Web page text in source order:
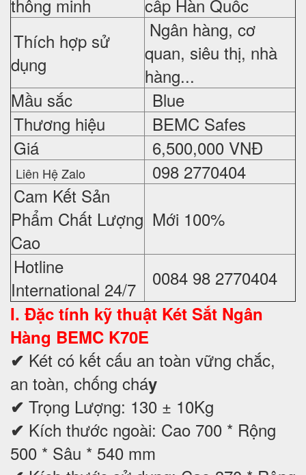
thông minh
cấp Hàn Quốc
Thích hợp sử
dụng
Ngân hàng, cơ
quan, siêu thị, nhà
hàng...
Mầu sắc
Blue
Thương hiệu
BEMC Safes
Giá
6,500,000 VNĐ
Liên Hệ Zalo
098 2770404
Cam Kết Sản
Phẩm Chất Lượng
Cao
Mới 100%
Hotline
International 24/7
0084 98 2770404
I. Đặc tính kỹ thuật Két Sắt Ngân
Hàng BEMC K70E
✔ Két có kết cấu an toàn vững chắc,
an toàn, chống cháy
✔ Trọng Lượng: 130 ± 10Kg
✔ Kích thước ngoài: Cao 700 * Rộng
500 * Sâu * 540 mm